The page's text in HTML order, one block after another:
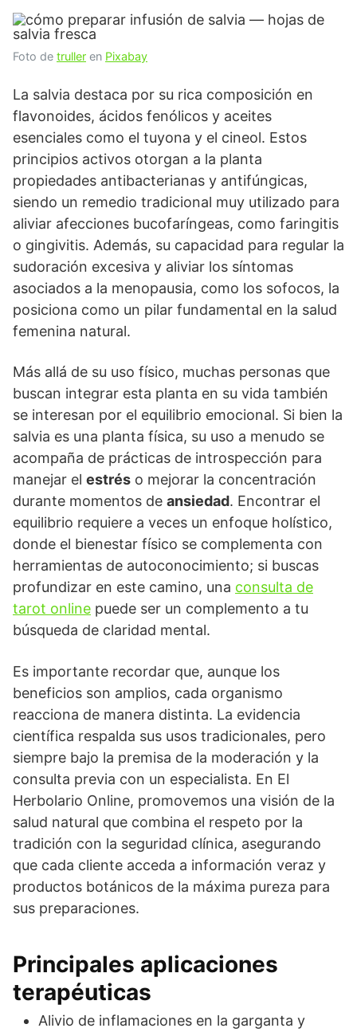
Foto de truller en Pixabay
La salvia destaca por su rica composición en
flavonoides, ácidos fenólicos y aceites
esenciales como el tuyona y el cineol. Estos
principios activos otorgan a la planta
propiedades antibacterianas y antifúngicas,
siendo un remedio tradicional muy utilizado para
aliviar afecciones bucofaríngeas, como faringitis
o gingivitis. Además, su capacidad para regular la
sudoración excesiva y aliviar los síntomas
asociados a la menopausia, como los sofocos, la
posiciona como un pilar fundamental en la salud
femenina natural.
Más allá de su uso físico, muchas personas que
buscan integrar esta planta en su vida también
se interesan por el equilibrio emocional. Si bien la
salvia es una planta física, su uso a menudo se
acompaña de prácticas de introspección para
manejar el estrés o mejorar la concentración
durante momentos de ansiedad. Encontrar el
equilibrio requiere a veces un enfoque holístico,
donde el bienestar físico se complementa con
herramientas de autoconocimiento; si buscas
profundizar en este camino, una consulta de
tarot online puede ser un complemento a tu
búsqueda de claridad mental.
Es importante recordar que, aunque los
beneficios son amplios, cada organismo
reacciona de manera distinta. La evidencia
científica respalda sus usos tradicionales, pero
siempre bajo la premisa de la moderación y la
consulta previa con un especialista. En El
Herbolario Online, promovemos una visión de la
salud natural que combina el respeto por la
tradición con la seguridad clínica, asegurando
que cada cliente acceda a información veraz y
productos botánicos de la máxima pureza para
sus preparaciones.
Principales aplicaciones
terapéuticas
Alivio de inflamaciones en la garganta y